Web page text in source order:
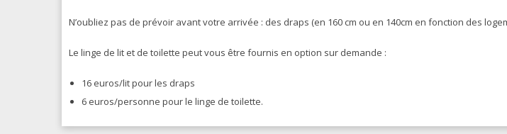
N’oubliez pas de prévoir avant votre arrivée : des draps (en 160 cm ou en 140cm en fonction des
Le linge de lit et de toilette peut vous être fournis en option sur demande :
16 euros/lit pour les draps
6 euros/personne pour le linge de toilette.